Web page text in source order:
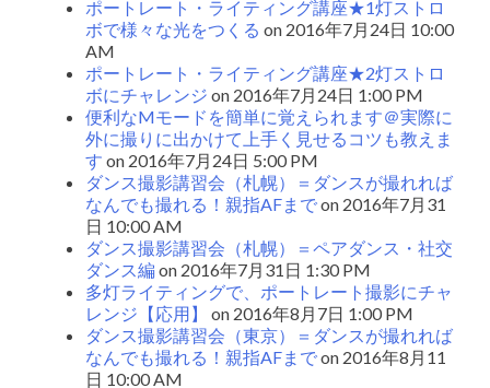
ポートレート・ライティング講座★1灯ストロ
ボで様々な光をつくる on 2016年7月24日 10:00
AM
ポートレート・ライティング講座★2灯ストロ
ボにチャレンジ on 2016年7月24日 1:00 PM
便利なMモードを簡単に覚えられます＠実際に
外に撮りに出かけて上手く見せるコツも教えま
す on 2016年7月24日 5:00 PM
ダンス撮影講習会（札幌）＝ダンスが撮れれば
なんでも撮れる！親指AFまでon 2016年7月31
日 10:00 AM
ダンス撮影講習会（札幌）＝ペアダンス・社交
ダンス編on 2016年7月31日 1:30 PM
多灯ライティングで、ポートレート撮影にチャ
レンジ【応用】
on 2016年8月7日 1:00 PM
ダンス撮影講習会（東京）＝ダンスが撮れれば
なんでも撮れる！親指AFまでon 2016年8月11
日 10:00 AM